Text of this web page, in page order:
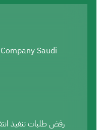
Saudi
رفض طلبات تنفيذ